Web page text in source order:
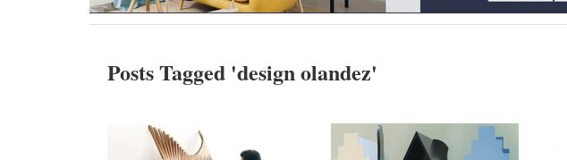
Posts Tagged 'design olandez'